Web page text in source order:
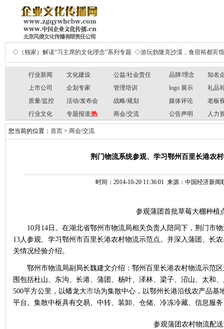
◇（独家）解读“习主席的文化理念”系列专题 ◇游玩勃隆克沙漠，食宿裕都宾馆
行业新闻 文化建设 公益/社会责任 品牌/理念
知名
上市公司
企划专家 管理培训 logo 展示
礼品
质量/监控
活动/发布会 战略/规划 媒体评论
老板
行业文化
专题报道| 热 商会/交流 公告声明 人力
您当前的位置： 首页 > 商会/交流
荆门物流系统参观、学习鄂州百里长港农
时间：2014-10-20 11:36:01 来源：中国经济新
参观蒲团首批草莓大棚种植
10月14日。在湖北省鄂州市物流局相关负责人陪同下，荆门市
13人参观、学习鄂州市百里长港农村物流示范点。并深入蒲团、长
关情况经验介绍。
鄂州市物流局副局长魏建文介绍：鄂州百里长港农村物流示范
围包括杜山、东沟、长港、蒲团、杨叶、泽林、梁子、沼山、太和
500平方公里，以蟠龙大市场为集散中心，以鄂州长港沿线农产品基
平台。集散中枢具有交易、中转、装卸、仓储、冷冻冷藏、信息服
参观蒲团农村物流配